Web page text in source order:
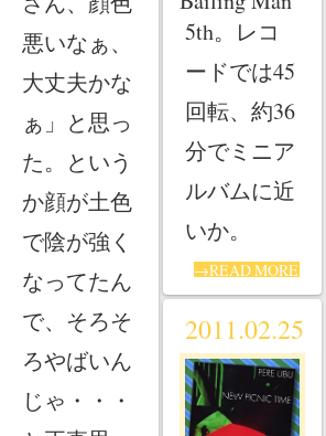
悪いなぁ、
大丈夫かな
ぁ」と思っ
た。という
か顔が土色
で陰が強く
なってたん
で、そろそ
ろやばいん
じゃ・・・
5th。レコ
ードでは45
回転、約36
分でミニア
ルバムに近
いか。
→READ MORE
2011.02.25